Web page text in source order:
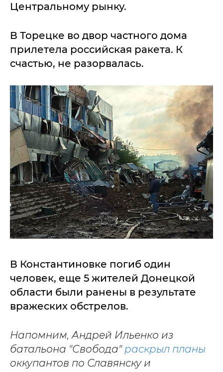
Центральному рынку.
В Торецке во двор частного дома
прилетела российская ракета. К
счастью, не разорвалась.
В Константиновке погиб один
человек, еще 5 жителей Донецкой
области были ранены в результате
вражеских обстрелов.
Напомним, Андрей Ильенко из
батальона "Свобода" раскрыл планы
оккупантов по Славянску и